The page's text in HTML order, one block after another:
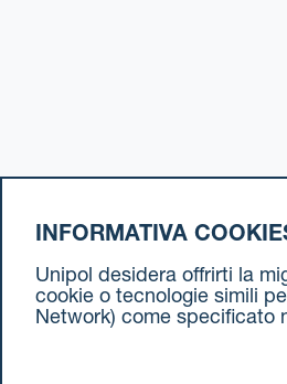
INFORMATIVA
Unipol desidera offrirti la
cookie o tecnologie simili
Network) come specificato